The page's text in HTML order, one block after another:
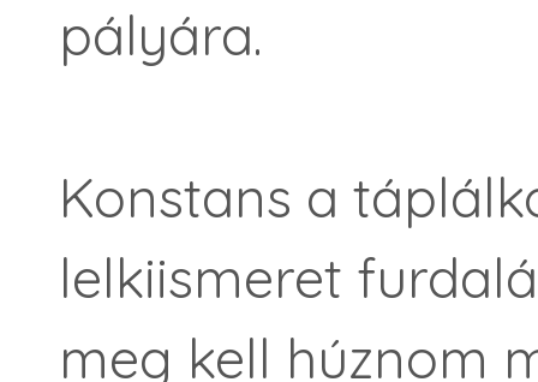
pályára.
Konstans a
lelkiismeret
meg kell húznom